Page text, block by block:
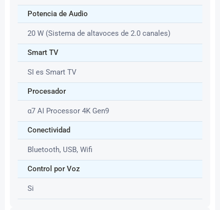
Potencia de Audio
20 W (Sistema de altavoces de 2.0 canales)
Smart TV
SI es Smart TV
Procesador
α7 AI Processor 4K Gen9
Conectividad
Bluetooth, USB, Wifi
Control por Voz
Si